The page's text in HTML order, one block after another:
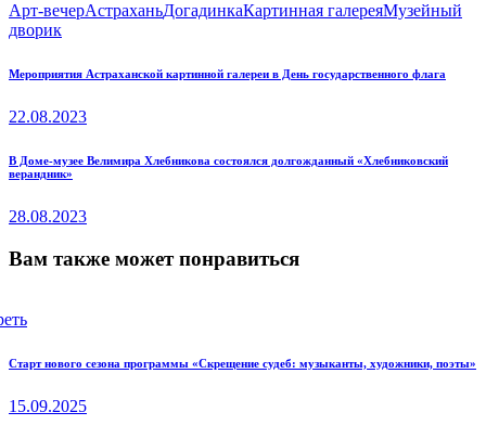
Арт-вечерАстраханьДогадинкаКартинная галереяМузейный
дворик
Навигация
по
Previous
Мероприятия Астраханской картинной галереи в День государственного флага
22.08.2023
Next
post:
В Доме-музее Велимира Хлебникова состоялся долгожданный «Хлебниковский
верандник»
28.08.2023
Вам также может понравиться
Старт нового сезона программы «Скрещение судеб: музыканты, художники, поэты»
15.09.2025